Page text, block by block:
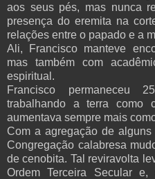
aos seus pés, mas nunca
presença do eremita na
relações entre o papado e a
Ali, Francisco manteve
mas também com
espiritual.
Francisco permaneceu
trabalhando a terra como
aumentava sempre mais
Com a agregação de
Congregação calabresa
de cenobita. Tal reviravolta
Ordem Terceira Secular